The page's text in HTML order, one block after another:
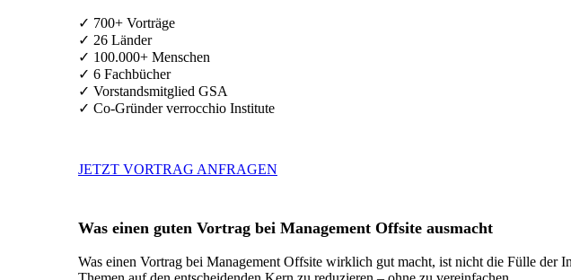
✓ 700+ Vorträge
✓ 26 Länder
✓ 100.000+ Menschen
✓ 6 Fachbücher
✓ Vorstandsmitglied GSA
✓ Co-Gründer verrocchio Institute
JETZT VORTRAG ANFRAGEN
Was einen guten Vortrag bei Management Offsite ausmacht
Was einen Vortrag bei Management Offsite wirklich gut macht, ist nicht die Fülle